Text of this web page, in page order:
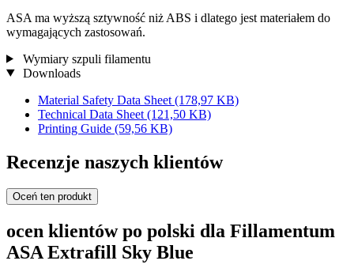
ASA ma wyższą sztywność niż ABS i dlatego jest materiałem do
wymagających zastosowań.
Wymiary szpuli filamentu
Downloads
Material Safety Data Sheet (178,97 KB)
Technical Data Sheet (121,50 KB)
Printing Guide (59,56 KB)
Recenzje naszych klientów
Oceń ten produkt
ocen klientów po polski dla Fillamentum
ASA Extrafill Sky Blue